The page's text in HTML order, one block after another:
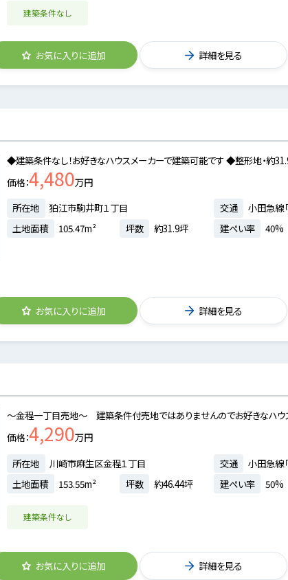
建築条件なし
お気に入りに追加 詳細を見る
◆建築条件なし！お好きなハウスメーカーで建築可能です ◆整形地・約
価格 4,480万円
所在地
狛江市駒井町１丁目 交通
小田急線
土地面積
105.47m² 坪数 約31.9坪 建ぺい率 40%
お気に入りに追加 詳細を見る
～金程一丁目売地～ 建築条件付売地ではありませんのでお好きなハウ
価格 4,290万円
所在地
川崎市麻生区金程１丁目 交通
小田急線
土地面積
153.55m² 坪数 約46.44坪 建ぺい率 50%
建築条件なし
お気に入りに追加 詳細を見る